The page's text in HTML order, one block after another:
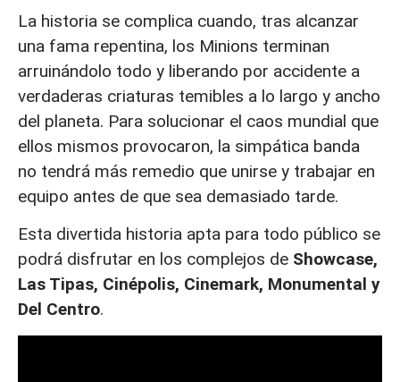
La historia se complica cuando, tras alcanzar
una fama repentina, los Minions terminan
arruinándolo todo y liberando por accidente a
verdaderas criaturas temibles a lo largo y ancho
del planeta. Para solucionar el caos mundial que
ellos mismos provocaron, la simpática banda
no tendrá más remedio que unirse y trabajar en
equipo antes de que sea demasiado tarde.
Esta divertida historia apta para todo público se
podrá disfrutar en los complejos de Showcase,
Las Tipas, Cinépolis, Cinemark, Monumental y
Del Centro.